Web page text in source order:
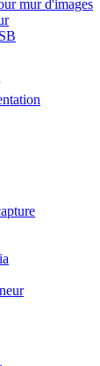
mur d'images